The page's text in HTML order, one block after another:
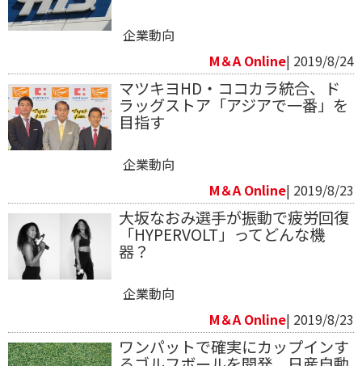
企業動向
M＆A Online| 2019/8/24
マツキヨHD・ココカラ統合、ド
ラッグストア「アジアで一番」を
目指す
企業動向
M＆A Online| 2019/8/23
大坂なおみ選手が振動で疲労回復
「HYPERVOLT」ってどんな機
器？
企業動向
M＆A Online| 2019/8/23
ワンパットで確実にカップインす